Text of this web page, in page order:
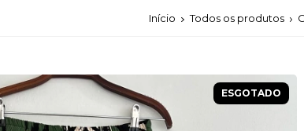
Início Todos os produtos
ESGOTADO